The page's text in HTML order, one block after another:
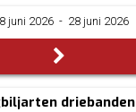
juni 2026 ­ - ­ 28 juni 2026
driebanden